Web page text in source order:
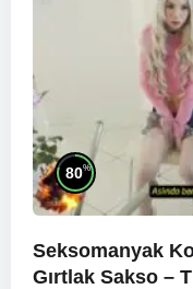
80%
Seksomanyak
Gırtlak Sakso –